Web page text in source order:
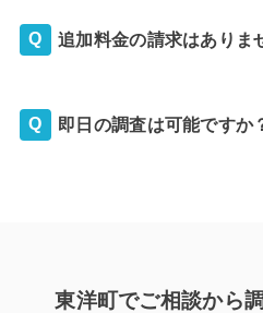
追加料金の請求はありま
即日の調査は可能ですか
東洋町でご相談から